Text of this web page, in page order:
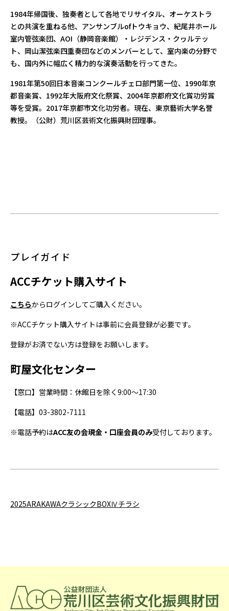
1984年帰国後、独奏者として各地でリサイタル、オーケストラ
との共演を重ねる他、アンサンブルofトウキョウ、紀尾井ホール
室内管弦楽団、AOI（静岡音楽館）・レジデンス・クヮルテッ
ト、岡山潔弦楽四重奏団などのメンバーとして、室内楽の分野で
も、国内外に幅広く精力的な演奏活動を行ってきた。
1981年第50回日本音楽コンクールチェロ部門第一位、1990年京
都音楽賞、1992年大阪府文化祭賞、2004年京都府文化賞功労賞
等を受賞。2017年京都市文化功労者。現在、東京藝術大学名誉
教授。（公財）荒川区芸術文化振興財団理事。
プレイガイド
ACCチケット購入サイト
こちらからログインしてご購入ください。
※ACCチケット購入サイトは事前に会員登録が必要です。
登録がお済でない方は登録をお願いします。
町屋文化センター
【窓口】営業時間：休館日を除く9:00～17:30
【電話】03-3802-7111
※電話予約はACC友の会現金・口座会員のみ受付しております。
2025ARAKAWAクラシックBOXⅣチラシ